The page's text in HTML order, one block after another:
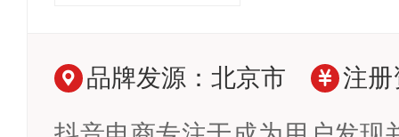
品牌发源：北京市 注